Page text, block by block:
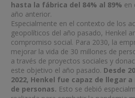
hasta la fábrica del 84% al 89% en
año anterior.
Especialmente en el contexto de los
geopolíticos del año pasado, Henkel
compromiso social. Para 2030, la
mejorar la vida de 30 millones de
a través de proyectos sociales y
este objetivo el año pasado. Desde
2022, Henkel fue capaz de llegar
de personas. Esto se debió